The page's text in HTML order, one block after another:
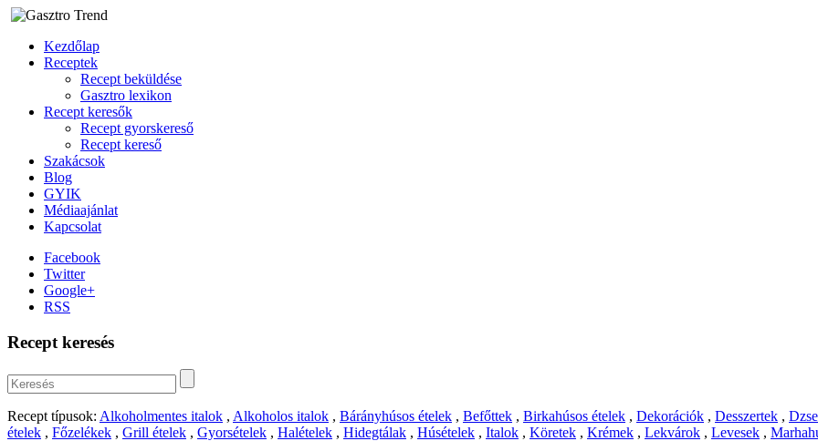
Kezdőlap
Receptek
Recept beküldése
Gasztro lexikon
Recept keresők
Recept gyorskereső
Recept kereső
Szakácsok
Blog
GYIK
Médiaajánlat
Kapcsolat
Facebook
Twitter
Google+
RSS
Recept keresés
Recept típusok: Alkoholmentes italok , Alkoholos italok , Bárányhúsos ételek , Befőttek , Birkahúsos ételek , Dekorációk , Desszertek ,
ételek , Főzelékek , Grill ételek , Gyorsételek , Halételek , Hidegtálak , Húsételek , Italok , Köretek , Krémek , Lekvárok , Levesek ,